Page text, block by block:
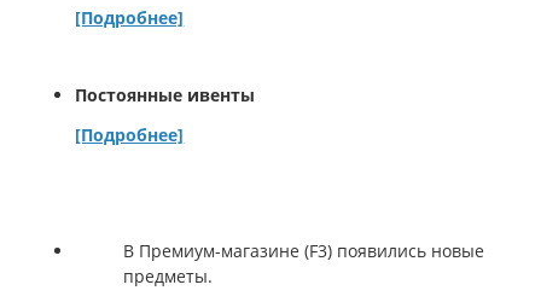
[Подробнее]
Постоянные ивенты
[Подробнее]
В Премиум-магазине (F3) появились новые
предметы.